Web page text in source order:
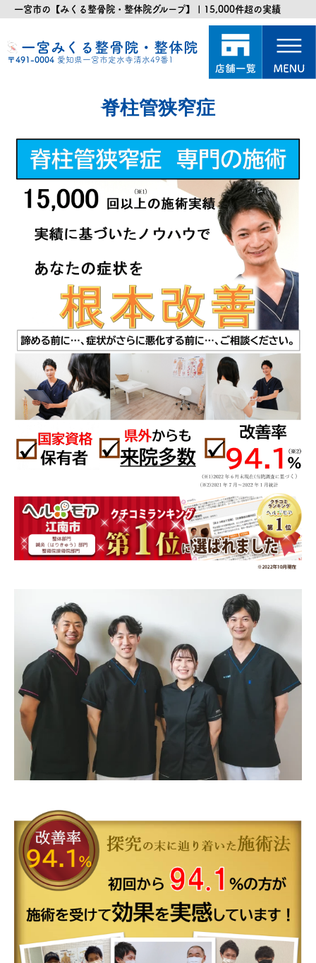
一宮市の【みくる整骨院・整体院グループ】 | 15,000件超の実績
一宮みくる整骨院・整体院
〒491-0004 愛知県一宮市定水寺清水49番1
脊柱管狭窄症